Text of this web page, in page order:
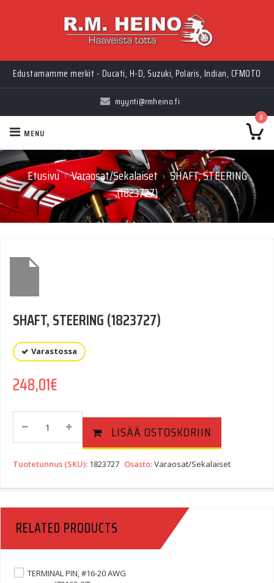
Edustamamme merkit - Ducati, H-D, Suzuki, Polaris, Indian, CFMOTO
myynti@rmheino.fi
0
MENU
Etusivu › Varaosat/Sekalaiset › SHAFT, STEERING
(1823727)
SHAFT, STEERING (1823727)
Varastossa
248,01€
STEERING
Quantity
LISÄÄ OSTOSKORIIN
Tuotetunnus (SKU): 1823727 Osasto:Varaosat/Sekalaiset
RELATED PRODUCTS